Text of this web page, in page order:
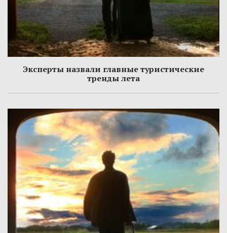
Эксперты назвали главные туристические
тренды лета